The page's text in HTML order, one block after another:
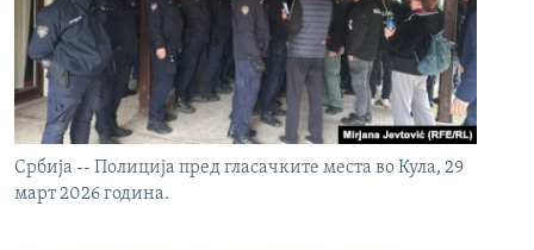
Србија -- Полиција пред гласачките места во Кула, 29
март 2026 година.